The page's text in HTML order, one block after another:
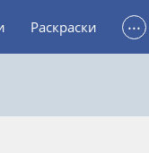
Раскраски ...